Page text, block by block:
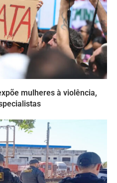
mulheres à violência,